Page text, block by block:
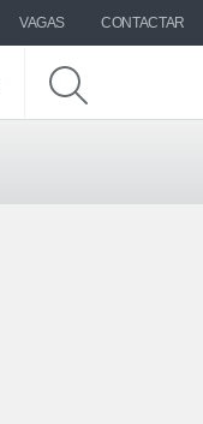
VAGAS CONTACTAR